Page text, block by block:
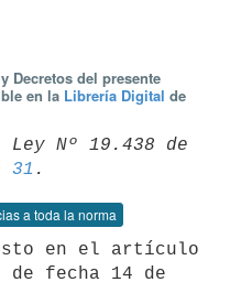
Decretos del presente
en la Librería Digital de
Ley Nº 19.438 de
31
a toda la norma
de fecha 14 de